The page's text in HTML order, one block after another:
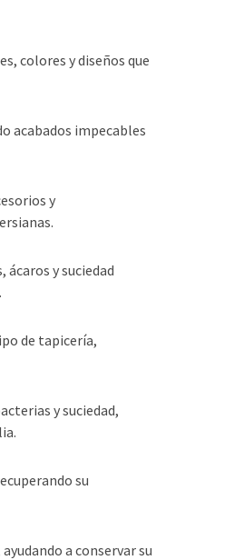
colores y diseños que
acabados impecables
y
y suciedad
de tapicería,
y suciedad,
su
a conservar su